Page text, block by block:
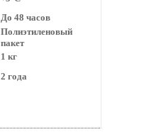
До 48 часов
Полиэтиленовый
пакет
1 кг
2 года